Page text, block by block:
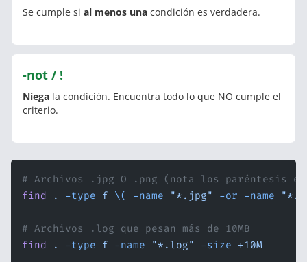
Se cumple si al menos una condición es verdadera.
-not / !
Niega la condición. Encuentra todo lo que NO cumple el
criterio.
# Archivos .jpg O .png (nota los paréntesis
find . -type f \( -name "*.jpg" -or -name
# Archivos .log que pesan más de 10MB
find . -type f -name "*.log" -size +10M